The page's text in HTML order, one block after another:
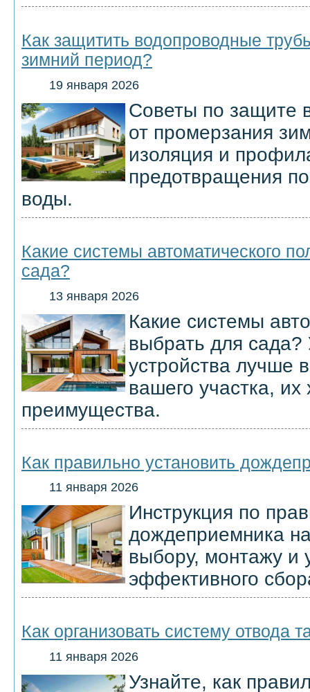
Как защитить водопроводные
зимний период?
19 января 2026
Советы по защите
от промерзания
изоляция и
предотвращения
воды.
Какие системы автоматического
сада?
13 января 2026
Какие системы
выбрать для сада?
устройства лучше
вашего участка, их
преимущества.
Как правильно установить
11 января 2026
Инструкция по
дождеприемника
выбору, монтажу и
эффективного
Как организовать систему отвода
11 января 2026
Узнайте, как